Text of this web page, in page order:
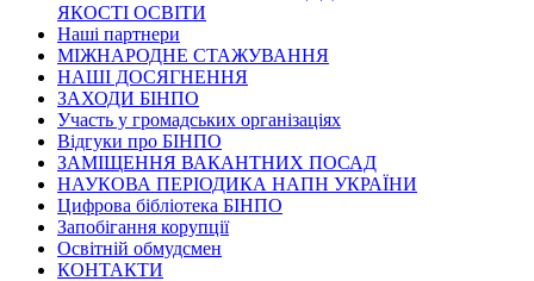
ЯКОСТІ ОСВІТИ
Наші партнери
МІЖНАРОДНЕ СТАЖУВАННЯ
НАШІ ДОСЯГНЕННЯ
ЗАХОДИ БІНПО
Участь у громадських організаціях
Відгуки про БІНПО
ЗАМІЩЕННЯ ВАКАНТНИХ ПОСАД
НАУКОВА ПЕРІОДИКА НАПН УКРАЇНИ
Цифрова бібліотека БІНПО
Запобігання корупції
Освітній обмудсмен
КОНТАКТИ